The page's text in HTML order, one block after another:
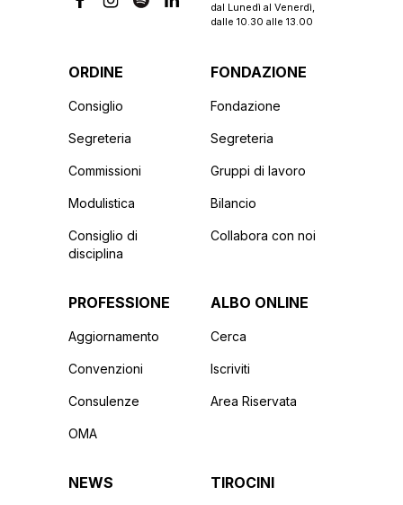
dal Lunedì al Venerdì,
dalle 10.30 alle 13.00
ORDINE
Consiglio
Segreteria
Commissioni
Modulistica
Consiglio di
disciplina
FONDAZIONE
Fondazione
Segreteria
Gruppi di lavoro
Bilancio
Collabora con noi
PROFESSIONE
Aggiornamento
Convenzioni
Consulenze
OMA
ALBO ONLINE
Cerca
Iscriviti
Area Riservata
NEWS TIROCINI